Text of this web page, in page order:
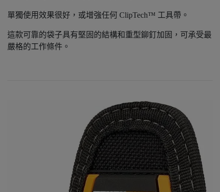
單獨使用效果很好，或增強任何 ClipTech™ 工具帶。
這款可靠的袋子具有堅固的結構和重型鉚釘加固，可承受最
嚴格的工作條件。